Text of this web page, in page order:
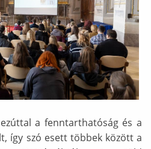
a fenntarthatóság és a
így szó esett többek között a